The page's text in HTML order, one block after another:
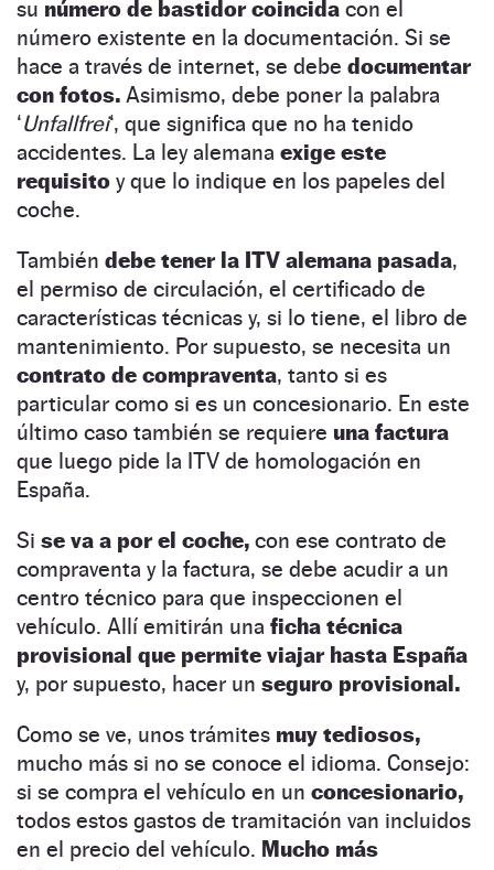
su número de bastidor coincida con el
número existente en la documentación. Si se
hace a través de internet, se debe documentar
con fotos. Asimismo, debe poner la palabra
‘Unfallfrei‘, que significa que no ha tenido
accidentes. La ley alemana exige este
requisito y que lo indique en los papeles del
coche.
También debe tener la ITV alemana pasada,
el permiso de circulación, el certificado de
características técnicas y, si lo tiene, el libro de
mantenimiento. Por supuesto, se necesita un
contrato de compraventa, tanto si es
particular como si es un concesionario. En este
último caso también se requiere una factura
que luego pide la ITV de homologación en
España.
Si se va a por el coche, con ese contrato de
compraventa y la factura, se debe acudir a un
centro técnico para que inspeccionen el
vehículo. Allí emitirán una ficha técnica
provisional que permite viajar hasta España
y, por supuesto, hacer un seguro provisional.
Como se ve, unos trámites muy tediosos,
mucho más si no se conoce el idioma. Consejo:
si se compra el vehículo en un concesionario,
todos estos gastos de tramitación van incluidos
en el precio del vehículo. Mucho más